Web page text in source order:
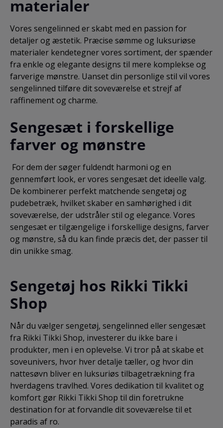
materialer
Vores sengelinned er skabt med en passion for
detaljer og æstetik. Præcise sømme og luksuriøse
materialer kendetegner vores sortiment, der spænder
fra enkle og elegante designs til mere komplekse og
farverige mønstre. Uanset din personlige stil vil vores
sengelinned tilføre dit soveværelse et strejf af
raffinement og charme.
Sengesæt i forskellige
farver og mønstre
For dem der søger fuldendt harmoni og en
gennemført look, er vores sengesæt det ideelle valg.
De kombinerer perfekt matchende sengetøj og
pudebetræk, hvilket skaber en samhørighed i dit
soveværelse, der udstråler stil og elegance. Vores
sengesæt er tilgængelige i forskellige designs, farver
og mønstre, så du kan finde præcis det, der passer til
din unikke smag.
Sengetøj hos Rikki Tikki
Shop
Når du vælger sengetøj, sengelinned eller sengesæt
fra Rikki Tikki Shop, investerer du ikke bare i
produkter, men i en oplevelse. Vi tror på at skabe et
soveunivers, hvor hver detalje tæller, og hvor din
nattesøvn bliver en luksuriøs tilbagetrækning fra
hverdagens travlhed. Vores dedikation til kvalitet og
komfort gør Rikki Tikki Shop til din foretrukne
destination for at forvandle dit soveværelse til et
paradis af ro.